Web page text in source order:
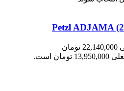
قیمت اصلی 22,140,000 تومان
است.